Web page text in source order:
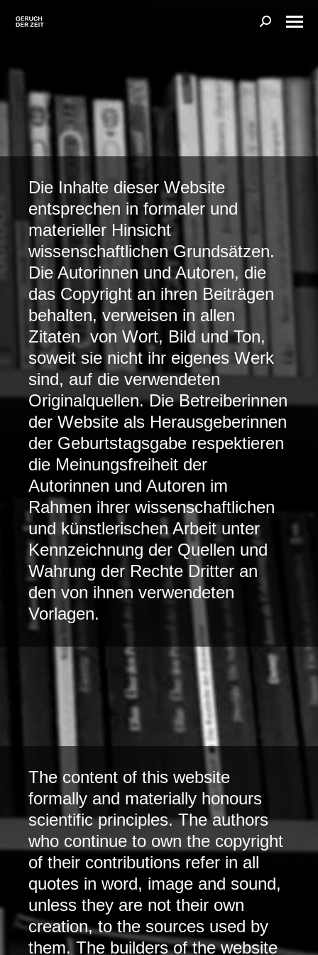
Search:
Die Inhalte dieser Website
entsprechen in formaler und
materieller Hinsicht
wissenschaftlichen Grundsätzen.
Die Autorinnen und Autoren, die
das Copyright an ihren Beiträgen
behalten, verweisen in allen
Zitaten von Wort, Bild und Ton,
soweit sie nicht ihr eigenes Werk
sind, auf die verwendeten
Originalquellen. Die Betreiberinnen
der Website als Herausgeberinnen
der Geburtstagsgabe respektieren
die Meinungsfreiheit der
Autorinnen und Autoren im
Rahmen ihrer wissenschaftlichen
und künstlerischen Arbeit unter
Kennzeichnung der Quellen und
Wahrung der Rechte Dritter an
den von ihnen verwendeten
Vorlagen.
The content of this website
formally and materially honours
scientific principles. The authors
who continue to own the copyright
of their contributions refer in all
quotes in word, image and sound,
unless they are not their own
creation, to the sources used by
them. The builders of the website